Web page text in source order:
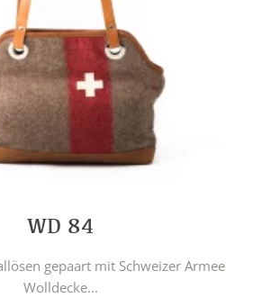
WD 84
gepaart mit Schweizer Armee
Wolldecke...